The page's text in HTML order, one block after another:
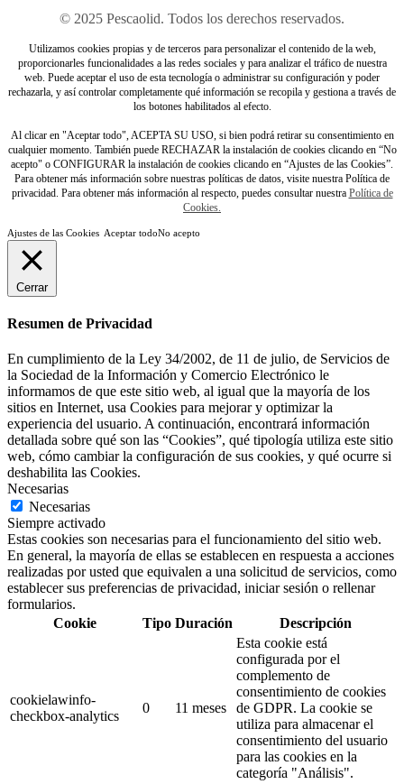
© 2025 Pescaolid. Todos los derechos reservados.
Utilizamos cookies propias y de terceros para personalizar el contenido de la web,
proporcionarles funcionalidades a las redes sociales y para analizar el tráfico de nuestra
web. Puede aceptar el uso de esta tecnología o administrar su configuración y poder
rechazarla, y así controlar completamente qué información se recopila y gestiona a través de
los botones habilitados al efecto.
Al clicar en "Aceptar todo", ACEPTA SU USO, si bien podrá retirar su consentimiento en
cualquier momento. También puede RECHAZAR la instalación de cookies clicando en “No
acepto" o CONFIGURAR la instalación de cookies clicando en “Ajustes de las Cookies”.
Para obtener más información sobre nuestras políticas de datos, visite nuestra Política de
privacidad. Para obtener más información al respecto, puedes consultar nuestra Política de
Cookies.
Ajustes de las Cookies Aceptar todoNo acepto
Cerrar
Resumen de Privacidad
En cumplimiento de la Ley 34/2002, de 11 de julio, de Servicios de
la Sociedad de la Información y Comercio Electrónico le
informamos de que este sitio web, al igual que la mayoría de los
sitios en Internet, usa Cookies para mejorar y optimizar la
experiencia del usuario. A continuación, encontrará información
detallada sobre qué son las “Cookies”, qué tipología utiliza este sitio
web, cómo cambiar la configuración de sus cookies, y qué ocurre si
deshabilita las Cookies.
Necesarias
Necesarias
Siempre activado
Estas cookies son necesarias para el funcionamiento del sitio web.
En general, la mayoría de ellas se establecen en respuesta a acciones
realizadas por usted que equivalen a una solicitud de servicios, como
establecer sus preferencias de privacidad, iniciar sesión o rellenar
formularios.
Cookie
Tipo Duración Descripción
cookielawinfo-
checkbox-analytics
0 11 meses
Esta cookie está
configurada por el
complemento de
consentimiento de cookies
de GDPR. La cookie se
utiliza para almacenar el
consentimiento del usuario
para las cookies en la
categoría "Análisis".